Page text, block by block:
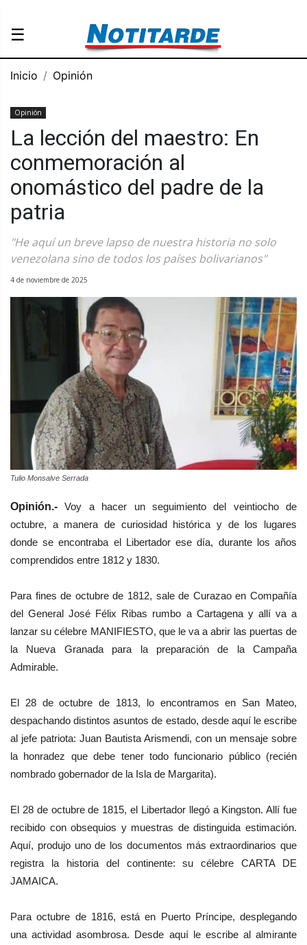
☰
Inicio Opinión
Opinión
La lección del maestro: En
conmemoración al
onomástico del padre de la
patria
"He aquí un breve lapso de nuestra historia no solo
venezolana sino de todos los países bolivarianos"
4 de noviembre de 2025
Tulio Monsalve Serrada
Opinión.-Voy a hacer un seguimiento del veintiocho de
octubre, a manera de curiosidad histórica y de los lugares
donde se encontraba el Libertador ese día, durante los años
comprendidos entre 1812 y 1830.
Para fines de octubre de 1812, sale de Curazao en Compañía
del General José Félix Ribas rumbo a Cartagena y allí va a
lanzar su célebre MANIFIESTO, que le va a abrir las puertas de
la Nueva Granada para la preparación de la Campaña
Admirable.
El 28 de octubre de 1813, lo encontramos en San Mateo,
despachando distintos asuntos de estado, desde aquí le escribe
al jefe patriota: Juan Bautista Arismendi, con un mensaje sobre
la honradez que debe tener todo funcionario público (recién
nombrado gobernador de la Isla de Margarita).
El 28 de octubre de 1815, el Libertador llegó a Kingston. Allí fue
recibido con obsequios y muestras de distinguida estimación.
Aquí, produjo uno de los documentos más extraordinarios que
registra la historia del continente: su célebre CARTA DE
JAMAICA.
Para octubre de 1816, está en Puerto Príncipe, desplegando
una actividad asombrosa. Desde aquí le escribe al almirante